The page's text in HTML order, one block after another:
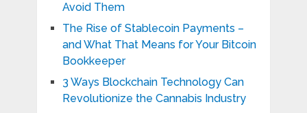
Avoid Them
The Rise of Stablecoin Payments –
and What That Means for Your Bitcoin
Bookkeeper
3 Ways Blockchain Technology Can
Revolutionize the Cannabis Industry